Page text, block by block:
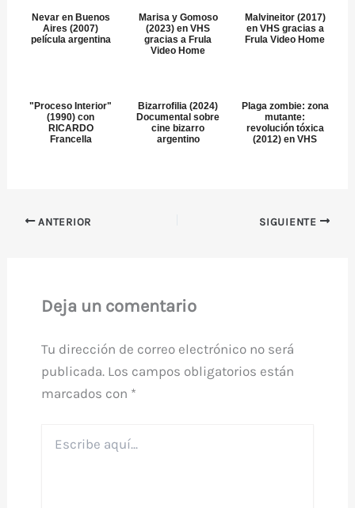
Nevar en Buenos
Aires (2007)
película argentina
Marisa y Gomoso
(2023) en VHS
gracias a Frula
Video Home
Malvineitor (2017)
en VHS gracias a
Frula Video Home
"Proceso Interior"
(1990) con
RICARDO
Francella
Bizarrofilia (2024)
Documental sobre
cine bizarro
argentino
Plaga zombie: zona
mutante:
revolución tóxica
(2012) en VHS
ANTERIOR SIGUIENTE
Deja un comentario
Tu dirección de correo electrónico no será
publicada. Los campos obligatorios están
marcados con *
aquí...